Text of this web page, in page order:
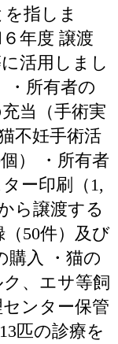
指しま
年度 譲渡
活用しまし
・所有者の
当（手術実
不妊手術活
） ・所有者
ー印刷（1,
ら譲渡する
50件）及び
入 ・猫の
、エサ等飼
ンター保管
匹の診療を